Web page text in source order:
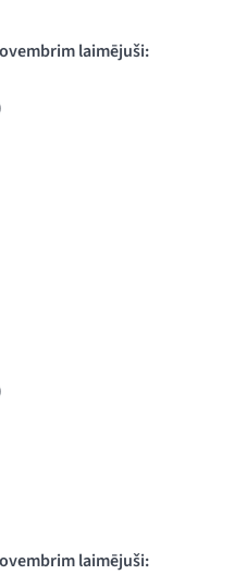
laimējuši:
laimējuši: